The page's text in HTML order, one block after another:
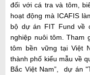
đối với cá tra và tôm,
hoạt động mà ICAFIS
bộ dự án FIT Fund về
nghiệp nuôi tôm. Tham
tôm bền vững tại Việt
thành phố kiểu mẫu về
Bắc Việt Nam”,
dự án